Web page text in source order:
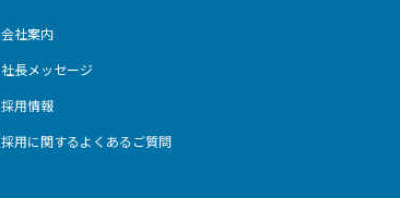
会社案内
社長メッセージ
採用情報
採用に関するよくあるご質問